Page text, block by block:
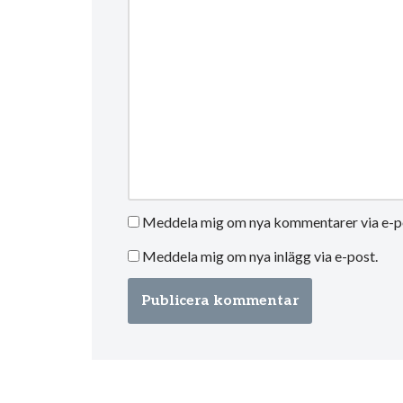
Meddela mig om nya kommentarer via e-
Meddela mig om nya inlägg via e-post.